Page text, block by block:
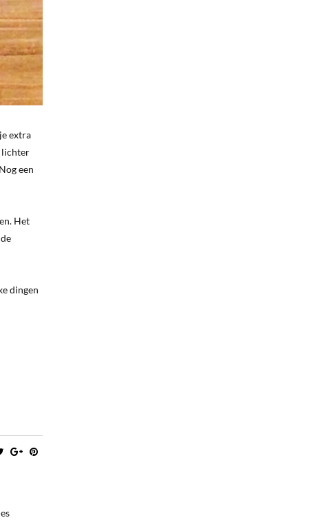
extra
lichter
een
Het
dingen